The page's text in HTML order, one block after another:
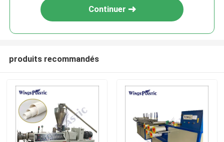
Continuer
produits recommandés